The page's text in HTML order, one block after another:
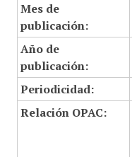
Mes de
publicación:
Año de
publicación:
Periodicidad:
Relación OPAC: